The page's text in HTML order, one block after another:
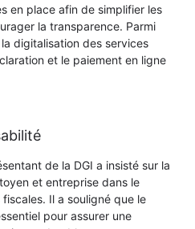
en place afin de simplifier les
la transparence. Parmi
digitalisation des services
et le paiement en ligne
de la DGI a insisté sur la
et entreprise dans le
Il a souligné que le
pour assurer une